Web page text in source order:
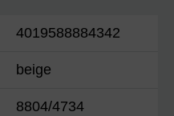
4019588884342
beige
8804/4734